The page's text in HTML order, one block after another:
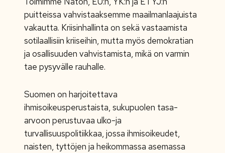
puitteissa vahvistaaksemme maailmanlaajuista
vakautta. Kriisinhallinta on sekä vastaamista
sotilaallisiin kriiseihin, mutta myös demokratian
ja osallisuuden vahvistamista, mikä on varmin
tae pysyvälle rauhalle.
Suomen on harjoitettava
ihmisoikeusperustaista, sukupuolen tasa-
arvoon perustuvaa ulko-ja
turvallisuuspolitiikkaa, jossa ihmisoikeudet,
naisten, tyttöjen ja heikommassa asemassa